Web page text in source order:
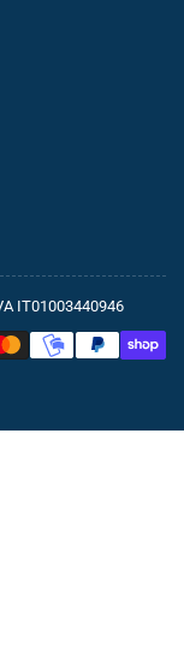
IT01003440946